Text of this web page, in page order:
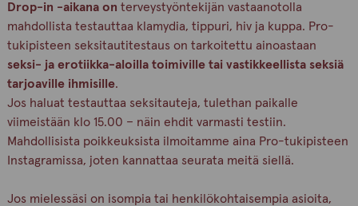
Drop-in -aikana on terveystyöntekijän vastaanotolla
mahdollista testauttaa klamydia, tippuri, hiv ja kuppa. Pro-
tukipisteen seksitautitestaus on tarkoitettu ainoastaan
seksi- ja erotiikka-aloilla toimiville tai vastikkeellista seksiä
tarjoaville ihmisille.
Jos haluat testauttaa seksitauteja, tulethan paikalle
viimeistään klo 15.00 – näin ehdit varmasti testiin.
Mahdollisista poikkeuksista ilmoitamme aina Pro-tukipisteen
Instagramissa, joten kannattaa seurata meitä siellä.
Jos mielessäsi on isompia tai henkilökohtaisempia asioita,